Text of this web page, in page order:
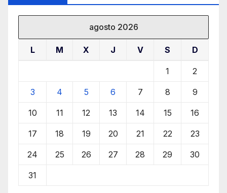
agosto 2026
L M X J V S D
1 2
3 4 5 6 7 8 9
10 11 12 13 14 15 16
17 18 19 20 21 22 23
24 25 26 27 28 29 30
31